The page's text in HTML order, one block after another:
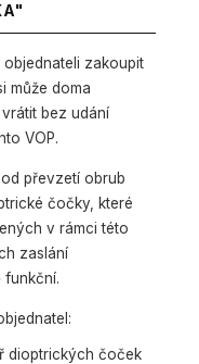
objednateli zakoupit
může doma
bez udání
VOP.
převzetí obrub
čočky, které
v rámci této
zaslání
dioptrických čoček